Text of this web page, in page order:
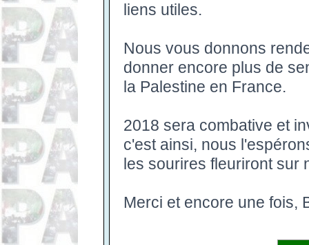
liens utiles.
Nous vous donnons
donner encore plus de
la Palestine en France.
2018 sera combative et
c'est ainsi, nous
les sourires fleuriront sur
Merci et encore une fois,